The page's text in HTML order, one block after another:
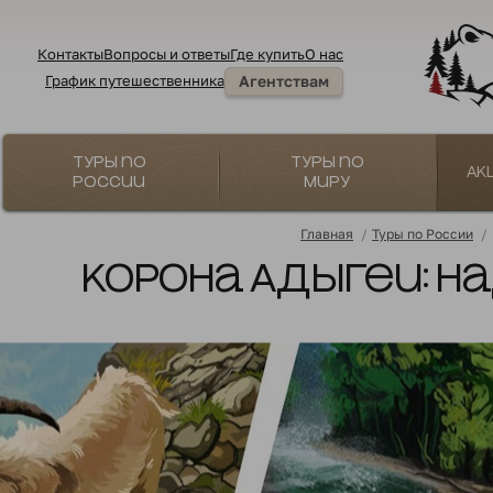
КонтактыВопросы и ответыГде купитьО нас
График путешественника
Агентствам
Туры по
России
Туры по
миру
Главная / Туры по России /
Корона Адыгеи: